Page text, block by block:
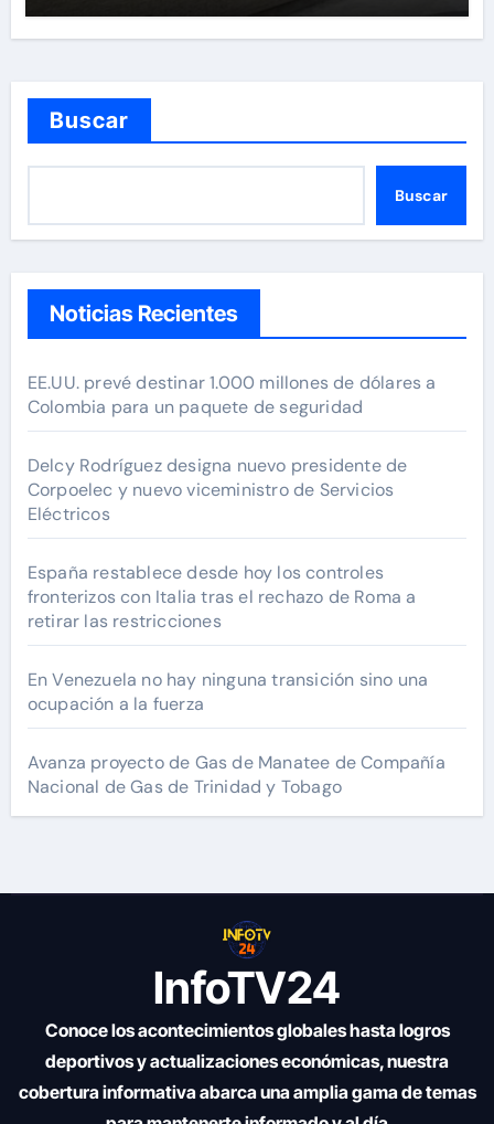
Buscar
Buscar
Noticias Recientes
EE.UU. prevé destinar 1.000 millones de dólares a
Colombia para un paquete de seguridad
Delcy Rodríguez designa nuevo presidente de
Corpoelec y nuevo viceministro de Servicios
Eléctricos
España restablece desde hoy los controles
fronterizos con Italia tras el rechazo de Roma a
retirar las restricciones
En Venezuela no hay ninguna transición sino una
ocupación a la fuerza
Avanza proyecto de Gas de Manatee de Compañía
Nacional de Gas de Trinidad y Tobago
InfoTV24
Conoce los acontecimientos globales hasta logros
deportivos y actualizaciones económicas, nuestra
cobertura informativa abarca una amplia gama de temas